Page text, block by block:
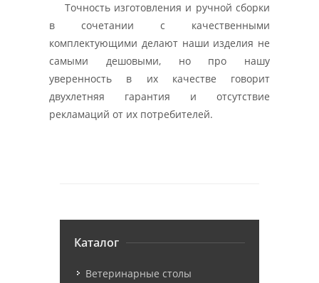
Точность изготовления и ручной сборки
в сочетании с качественными
комплектующими делают наши изделия не
самыми дешовыми, но про нашу
уверенность в их качестве говорит
двухлетняя гарантия и отсутствие
рекламаций от их потребителей.
Каталог
Ветеринарные столы